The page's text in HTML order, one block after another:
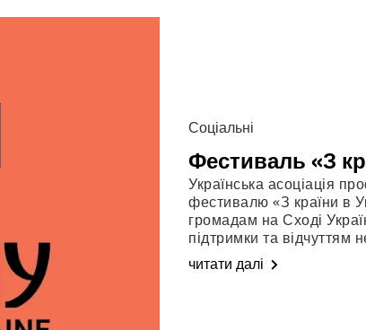
Соціальні
Фестиваль «З
Українська асоціація
фестивалю «З країни в
громадам на Сході
підтримки та відчуттям
читати далі